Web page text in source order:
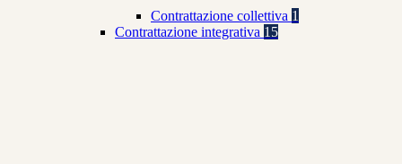
Contrattazione collettiva 1
Contrattazione integrativa 15